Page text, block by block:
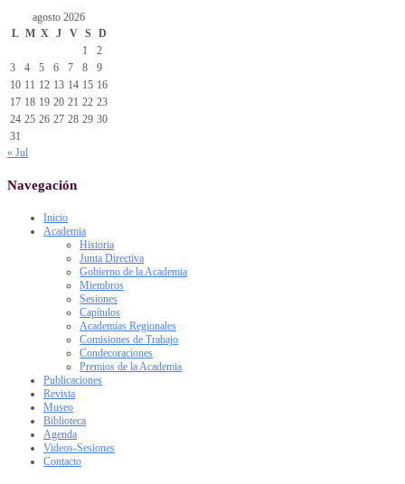
agosto 2026
L M X J V S
D
1
2
3
4 5 6 7 8
9
10 11 12 13 14 15 16
17 18 19 20 21 22 23
24 25 26 27 28 29 30
31
« Jul
Navegación
Inicio
Academia
Historia
Junta Directiva
Gobierno de la Academia
Miembros
Sesiones
Capítulos
Academias Regionales
Comisiones de Trabajo
Condecoraciones
Premios de la Academia
Publicaciones
Revista
Museo
Biblioteca
Agenda
Videos-Sesiones
Contacto